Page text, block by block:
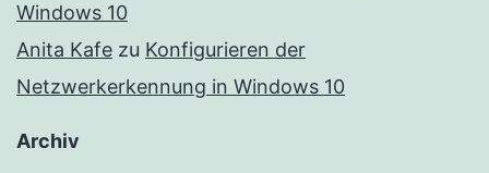
Windows 10
Anita Kafe zu Konfigurieren der
Netzwerkerkennung in Windows 10
Archiv